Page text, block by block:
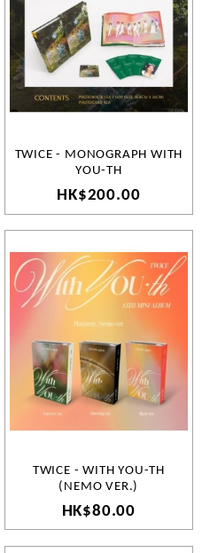
TWICE - MONOGRAPH WITH
YOU-TH
HK$200.00
TWICE - WITH YOU-TH
(NEMO VER.)
HK$80.00